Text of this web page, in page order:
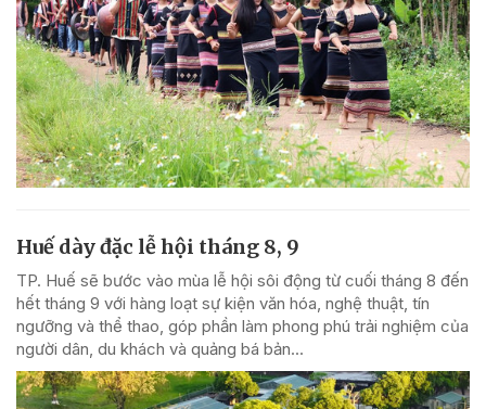
Huế dày đặc lễ hội tháng 8, 9
TP. Huế sẽ bước vào mùa lễ hội sôi động từ cuối tháng 8 đến
hết tháng 9 với hàng loạt sự kiện văn hóa, nghệ thuật, tín
ngưỡng và thể thao, góp phần làm phong phú trải nghiệm của
người dân, du khách và quảng bá bản...